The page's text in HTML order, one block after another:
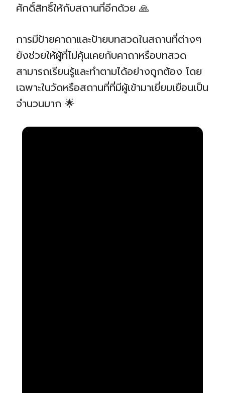
ศักดิ์สิทธิ์ให้กับสถานที่อีกด้วย 🙏
การมีป้ายคาถาและป้ายบทสวดในสถานที่ต่างๆ
ยังช่วยให้ผู้ที่ไม่คุ้นเคยกับคาถาหรือบทสวด
สามารถเรียนรู้และทำตามได้อย่างถูกต้อง โดย
เฉพาะในวัดหรือสถานที่ที่มีผู้เข้ามาเยี่ยมเยือนเป็น
จำนวนมาก 🌟